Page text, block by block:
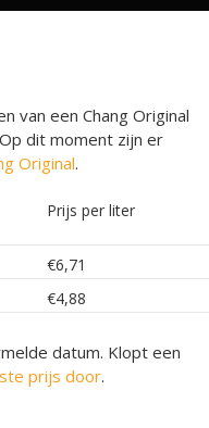
van een Chang Original
dit moment zijn er
Original.
Prijs per liter
€6,71
€4,88
datum. Klopt een
prijs door.